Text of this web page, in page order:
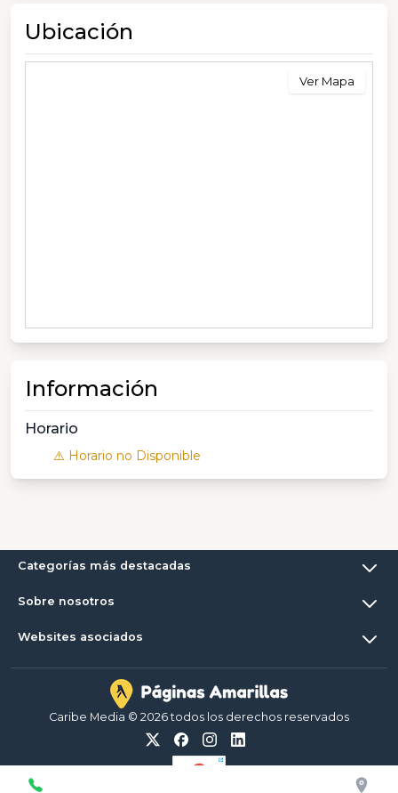
Ubicación
Ver Mapa
Información
Horario
⚠️ Horario no Disponible
Categorías más destacadas
Sobre nosotros
Websites asociados
Caribe Media © 2026 todos los derechos reservados